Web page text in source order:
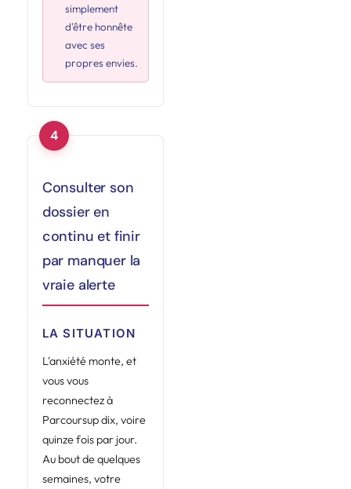
simplement
d'être honnête
avec ses
propres envies.
Consulter son
dossier en
continu et finir
par manquer la
vraie alerte
LA SITUATION
L'anxiété monte, et
vous vous
reconnectez à
Parcoursup dix, voire
quinze fois par jour.
Au bout de quelques
semaines, votre